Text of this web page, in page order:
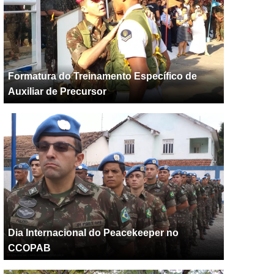
Formatura do Treinamento Específico de
Auxiliar de Precursor
Dia Internacional do Peacekeeper no
CCOPAB